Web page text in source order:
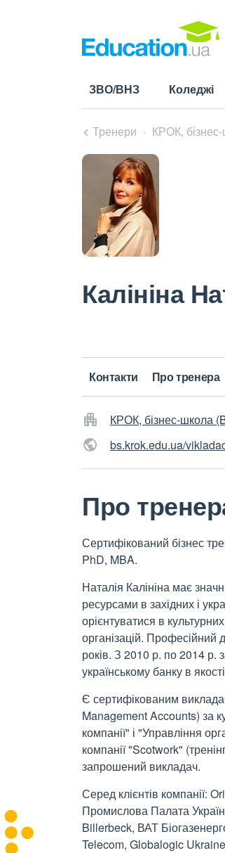
ЗВО/ВНЗ Коледжі
Тренери КРОК,
Калініна
Контакти Про тренера
КРОК, бізнес-школа
bs.krok.edu.ua/
Про
Сертифікований бізнес
PhD, MBA.
Наталія Калініна має
ресурсами в західних і
орієнтуватися в
організацій.
років. З 2010 р. по 2014 р.
українському банку в
Є сертифікованим
Management Accounts) за
компанії" і "Управління
компанії "Scotwork"
запрошений викладач.
Серед клієнтів компанії:
Промислова Палата
Billerbeck, ВАТ
Telecom, Globalogic